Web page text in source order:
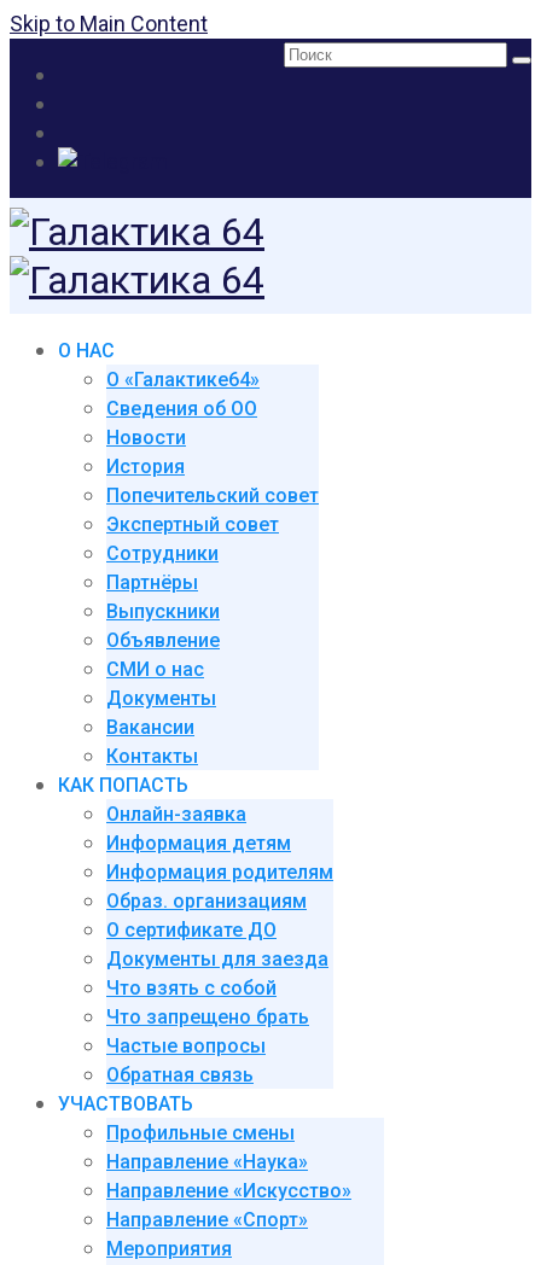
Skip to Main Content
Поиск:
О НАС
О «Галактике64»
Сведения об ОО
Новости
История
Попечительский совет
Экспертный совет
Сотрудники
Партнёры
Выпускники
Объявление
СМИ о нас
Документы
Вакансии
Контакты
КАК ПОПАСТЬ
Онлайн-заявка
Информация детям
Информация родителям
Образ. организациям
О сертификате ДО
Документы для заезда
Что взять с собой
Что запрещено брать
Частые вопросы
Обратная связь
УЧАСТВОВАТЬ
Профильные смены
Направление «Наука»
Направление «Искусство»
Направление «Спорт»
Мероприятия